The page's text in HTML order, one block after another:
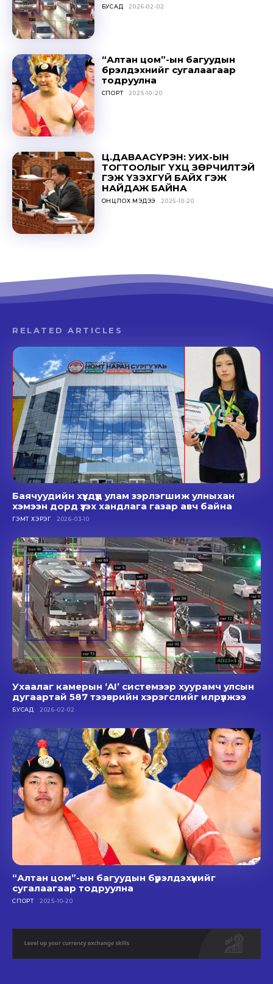
Don't miss
Sing up for our newsletter
to stay in the loop.
БУСАД 2026-02-02
“Алтан цом”-ын багуудын
бүрэлдэхүүнийг сугалаагаар
тодруулна
СПОРТ 2025-10-20
Ц.ДАВААСҮРЭН: УИХ-ЫН
ТОГТООЛЫГ ҮХЦ ЗӨРЧИЛТЭЙ
ГЭЖ ҮЗЭХГҮЙ БАЙХ ГЭЖ
НАЙДАЖ БАЙНА
ОНЦЛОХ МЭДЭЭ 2025-10-20
RELATED ARTICLES
Баячуудийн хүүхдүүд улам зэрлэгшиж улныхан
хэмээн дорд үзэх хандлага газар авч байна
ГЭМТ ХЭРЭГ 2026-03-10
Ухаалаг камерын ‘AI’ системээр хуурамч улсын
дугаартай 587 тээврийн хэрэгслийг илрүүлжээ
БУСАД 2026-02-02
“Алтан цом”-ын багуудын бүрэлдэхүүнийг
сугалаагаар тодруулна
СПОРТ 2025-10-20